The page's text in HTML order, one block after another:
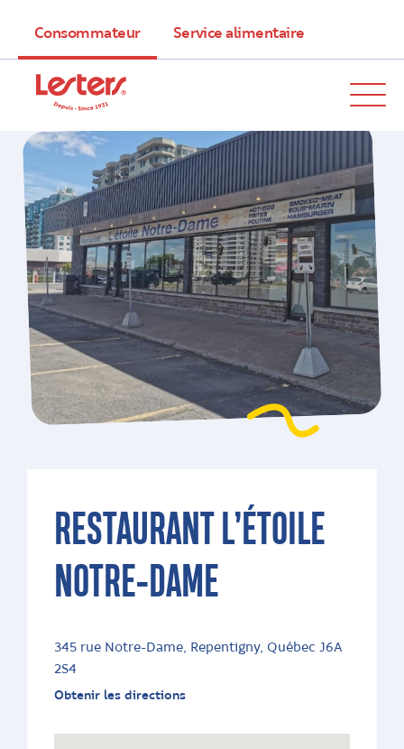
Consommateur Service alimentaire
RESTAURANT L’ÉTOILE
NOTRE-DAME
345 rue Notre-Dame, Repentigny, Québec J6A
2S4
Obtenir les directions